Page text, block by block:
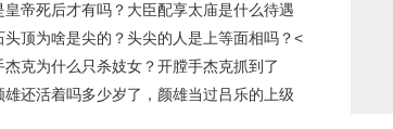
皇帝死后才有吗？大臣配享太庙是什么待遇
< /a>
头顶为啥是尖的？头尖的人是上等面相吗？<
杰克为什么只杀妓女？开膛手杰克抓到了
雄还活着吗多少岁了，颜雄当过吕乐的上级